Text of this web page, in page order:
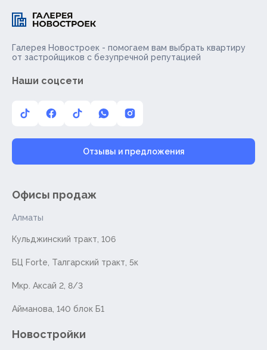
Галерея Новостроек - помогаем вам выбрать квартиру
от застройщиков с безупречной репутацией
Наши соцсети
Отзывы и предложения
Офисы продаж
Алматы
Кульджинский тракт, 106
​БЦ Forte, ​Талгарский тракт, 5к
Мкр. Аксай 2, 8/3
Айманова, 140 блок Б1
Новостройки